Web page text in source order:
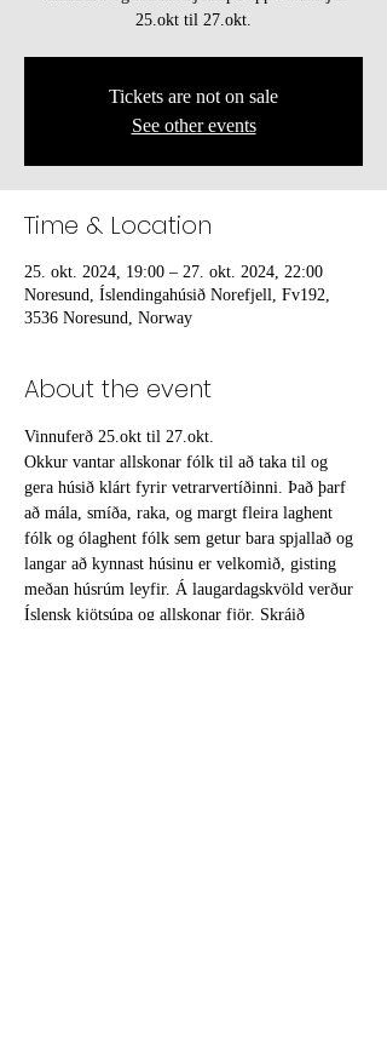
25.okt til 27.okt.
Tickets are not on sale
See other events
Time & Location
25. okt. 2024, 19:00 – 27. okt. 2024, 22:00
Noresund, Íslendingahúsið Norefjell, Fv192,
3536 Noresund, Norway
About the event
Vinnuferð 25.okt til 27.okt.
Okkur vantar allskonar fólk til að taka til og
gera húsið klárt fyrir vetrarvertíðinni. Það þarf
að mála, smíða, raka, og margt fleira laghent
fólk og ólaghent fólk sem getur bara spjallað og
langar að kynnast húsinu er velkomið, gisting
meðan húsrúm leyfir. Á laugardagskvöld verður
Íslensk kjötsúpa og allskonar fjör. Skráið